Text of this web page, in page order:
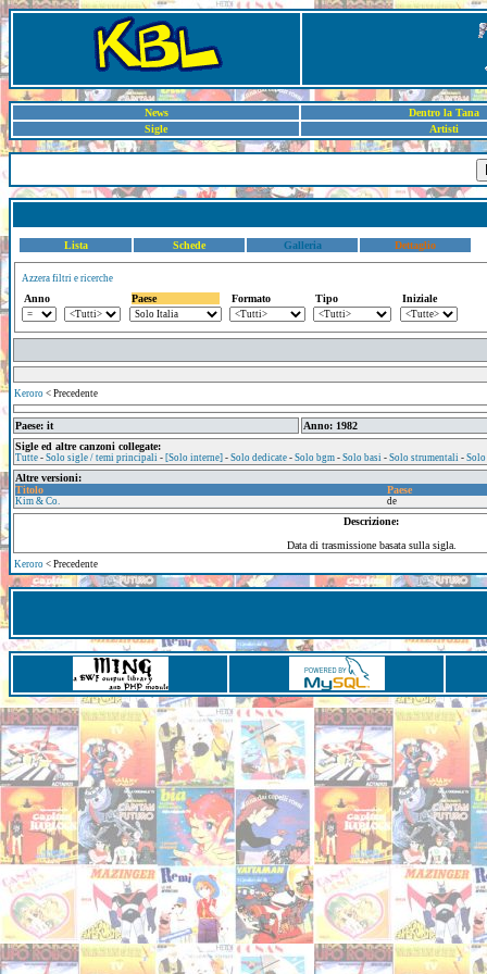
News
Dentro la Tana
Sigle
Artisti
Lista Schede Galleria Dettaglio
Azzera filtri e ricerche
Anno Paese Formato Tipo Iniziale
Keroro < Precedente
Paese: it
Anno: 1982
Sigle ed altre canzoni collegate:
Tutte - Solo sigle / temi principali - [Solo interne] - Solo dedicate - Solo bgm - Solo basi - Solo strumentali - Solo
Altre versioni:
Titolo
Paese
Kim & Co. de
Descrizione:
Data di trasmissione basata sulla sigla.
Keroro < Precedente